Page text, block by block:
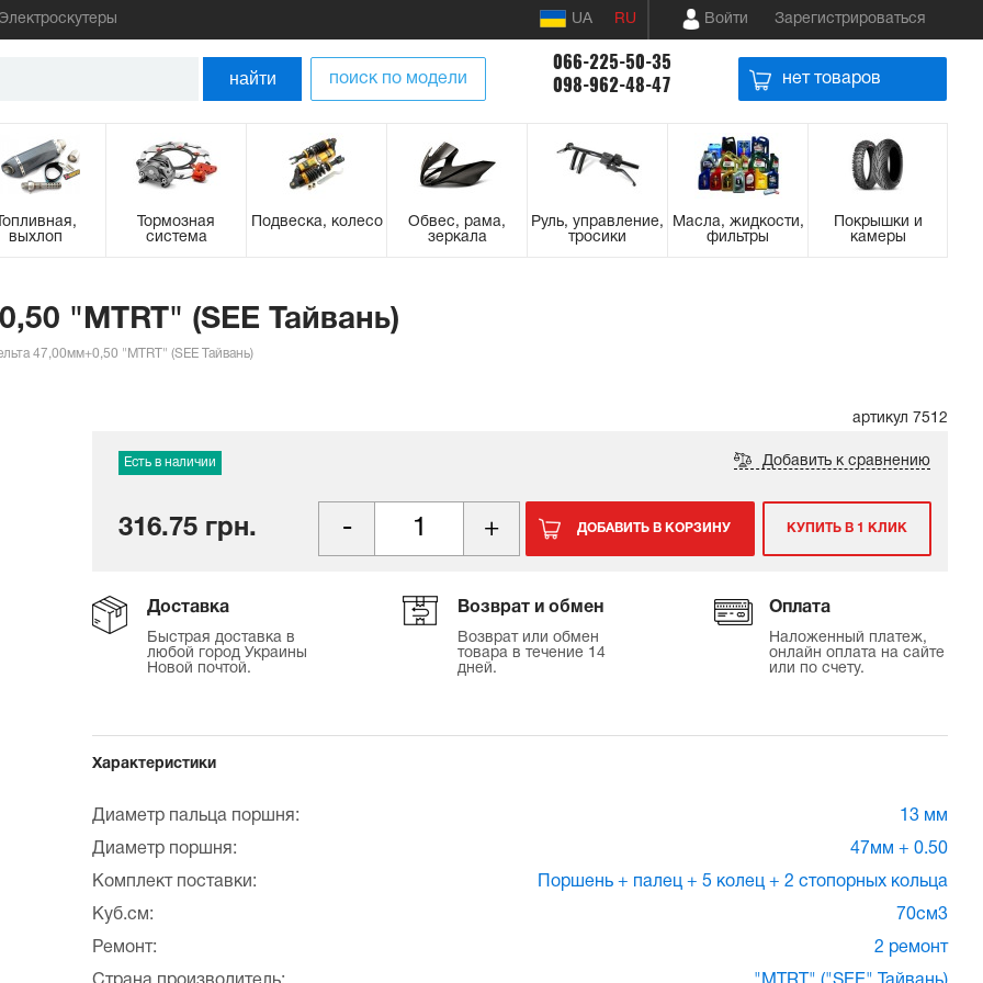
Электроскутеры UA RU Войти Зарегистрироваться
найти поиск по модели
066-225-50-35
098-962-48-47
нет товаров
выхлоп
Тормозная
система
Подвеска, колесо
Обвес, рама,
зеркала
Руль, управление,
тросики
Масла, жидкости,
фильтры
Покрышки и
камеры
"MTRT" (SEE Тайвань)
47,00мм+0,50 "MTRT" (SEE Тайвань)
артикул 7512
Есть в наличии Добавить к сравнению
316.75 грн. ДОБАВИТЬ В КОРЗИНУ КУПИТЬ В 1 КЛИК
Доставка
Быстрая доставка в
любой город Украины
Новой почтой.
Возврат и обмен
Возврат или обмен
товара в течение 14
дней.
Оплата
Наложенный платеж,
онлайн оплата на сайте
или по счету.
Характеристики
Диаметр пальца поршня: 13 мм
Диаметр поршня: 47мм + 0.50
Комплект поставки: Поршень + палец + 5 колец + 2 стопорных кольца
Куб.см: 70см3
Ремонт: 2 ремонт